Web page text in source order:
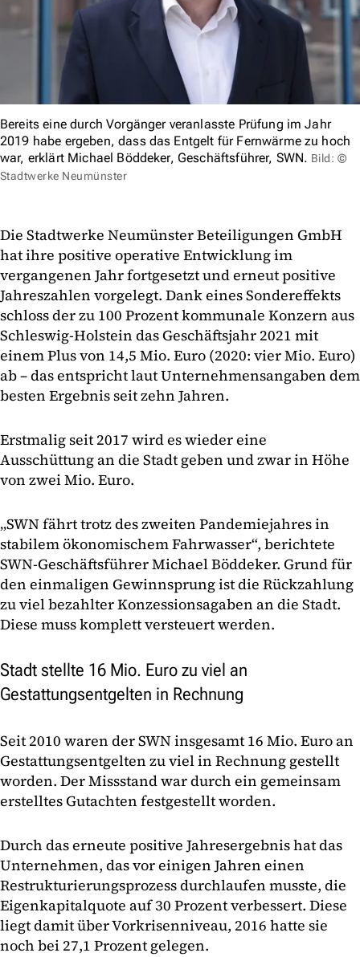
Bereits eine durch Vorgänger veranlasste Prüfung im Jahr
2019 habe ergeben, dass das Entgelt für Fernwärme zu hoch
war, erklärt Michael Böddeker, Geschäftsführer, SWN. Bild: ©
Stadtwerke Neumünster
Die Stadtwerke Neumünster Beteiligungen GmbH
hat ihre positive operative Entwicklung im
vergangenen Jahr fortgesetzt und erneut positive
Jahreszahlen vorgelegt. Dank eines Sondereffekts
schloss der zu 100 Prozent kommunale Konzern aus
Schleswig-Holstein das Geschäftsjahr 2021 mit
einem Plus von 14,5 Mio. Euro (2020: vier Mio. Euro)
ab – das entspricht laut Unternehmensangaben dem
besten Ergebnis seit zehn Jahren.
Erstmalig seit 2017 wird es wieder eine
Ausschüttung an die Stadt geben und zwar in Höhe
von zwei Mio. Euro.
„SWN fährt trotz des zweiten Pandemiejahres in
stabilem ökonomischem Fahrwasser“, berichtete
SWN-Geschäftsführer Michael Böddeker. Grund für
den einmaligen Gewinnsprung ist die Rückzahlung
zu viel bezahlter Konzessionsagaben an die Stadt.
Diese muss komplett versteuert werden.
Stadt stellte 16 Mio. Euro zu viel an
Gestattungsentgelten in Rechnung
Seit 2010 waren der SWN insgesamt 16 Mio. Euro an
Gestattungsentgelten zu viel in Rechnung gestellt
worden. Der Missstand war durch ein gemeinsam
erstelltes Gutachten festgestellt worden.
Durch das erneute positive Jahresergebnis hat das
Unternehmen, das vor einigen Jahren einen
Restrukturierungsprozess durchlaufen musste, die
Eigenkapitalquote auf 30 Prozent verbessert. Diese
liegt damit über Vorkrisenniveau, 2016 hatte sie
noch bei 27,1 Prozent gelegen.